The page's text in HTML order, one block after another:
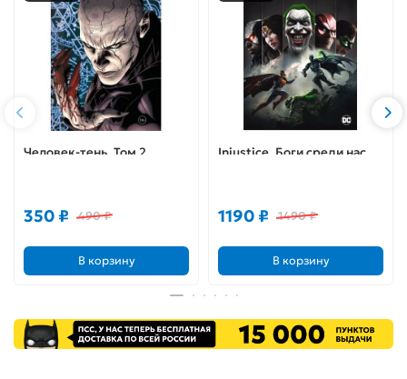
Человек-тень. Том 2.
350 ₽ 490 ₽
В корзину
Injustice. Боги среди нас.
1190 ₽ 1490 ₽
В корзину